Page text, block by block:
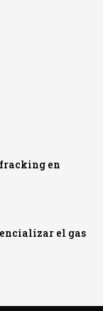
en
el gas